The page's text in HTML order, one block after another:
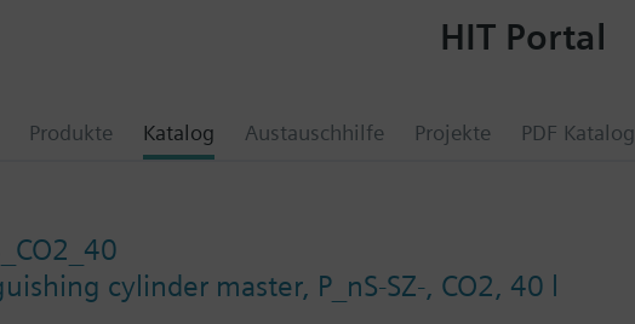
Produkte Katalog Austauschhilfe Projekte PDF Katalog
HIT Portal
cylinder master, P_nS-SZ-, CO2, 40 l